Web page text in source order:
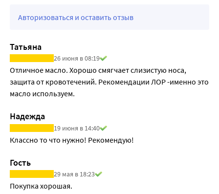
Авторизоваться и оставить отзыв
Татьяна
26 июня в 08:19
Отличное масло. Хорошо смягчает слизистую носа,
защита от кровотечений. Рекомендации ЛОР -именно это
масло используем.
Надежда
19 июня в 14:40
Классно то что нужно! Рекомендую!
Гость
29 мая в 18:23
Покупка хорошая.